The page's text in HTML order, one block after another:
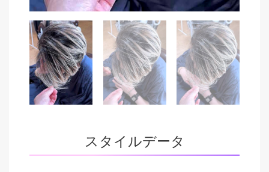
スタイルデータ